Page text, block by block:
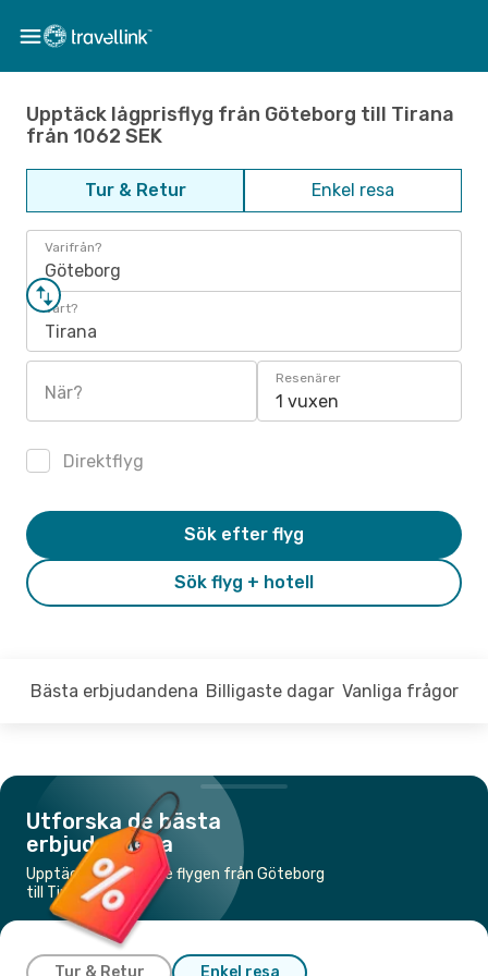
Upptäck lågprisflyg från Göteborg till Tirana
från 1062 SEK
Tur & Retur Enkel resa
Varifrån?
Göteborg
Vart?
Tirana
När?
Resenärer
1 vuxen
Direktflyg
Sök flyg + hotell
Sök efter flyg
Bästa erbjudandena Billigaste dagar Vanliga frågor
Utforska de bästa
erbjudandena
Upptäck de billigaste flygen från Göteborg
till Tirana
Tur & Retur Enkel resa